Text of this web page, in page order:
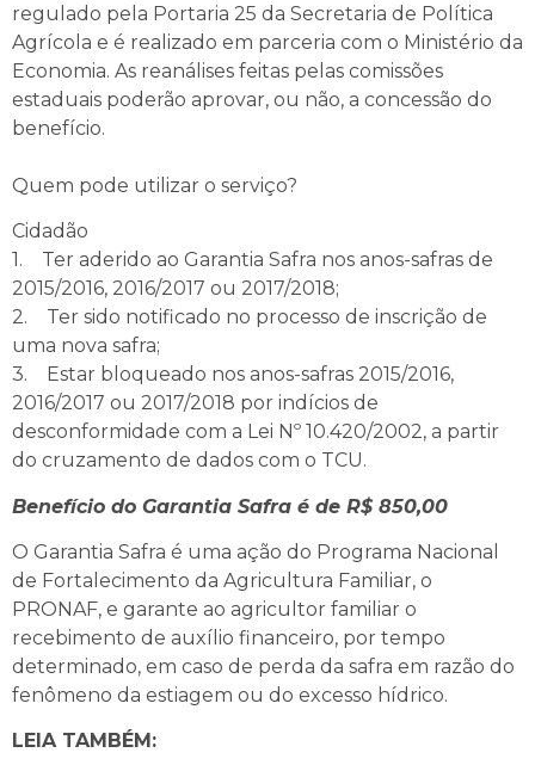
regulado pela Portaria 25 da Secretaria de Política
Agrícola e é realizado em parceria com o Ministério da
Economia. As reanálises feitas pelas comissões
estaduais poderão aprovar, ou não, a concessão do
benefício.
Quem pode utilizar o serviço?
Cidadão
1. Ter aderido ao Garantia Safra nos anos-safras de
2015/2016, 2016/2017 ou 2017/2018;
2. Ter sido notificado no processo de inscrição de
uma nova safra;
3. Estar bloqueado nos anos-safras 2015/2016,
2016/2017 ou 2017/2018 por indícios de
desconformidade com a Lei Nº 10.420/2002, a partir
do cruzamento de dados com o TCU.
Benefício do Garantia Safra é de R$ 850,00
O Garantia Safra é uma ação do Programa Nacional
de Fortalecimento da Agricultura Familiar, o
PRONAF, e garante ao agricultor familiar o
recebimento de auxílio financeiro, por tempo
determinado, em caso de perda da safra em razão do
fenômeno da estiagem ou do excesso hídrico.
LEIA TAMBÉM: